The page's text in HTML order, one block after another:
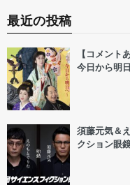
最近の投稿
【コメント
今日から明
須藤元気＆
クション眼